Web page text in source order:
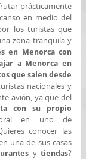
prácticamente
en medio del
los turistas que
zona tranquila y
en Menorca con
a Menorca en
que salen desde
nacionales y
avión, ya que del
con su propio
en uno de
conocer las
una de sus casas
ytiendas?